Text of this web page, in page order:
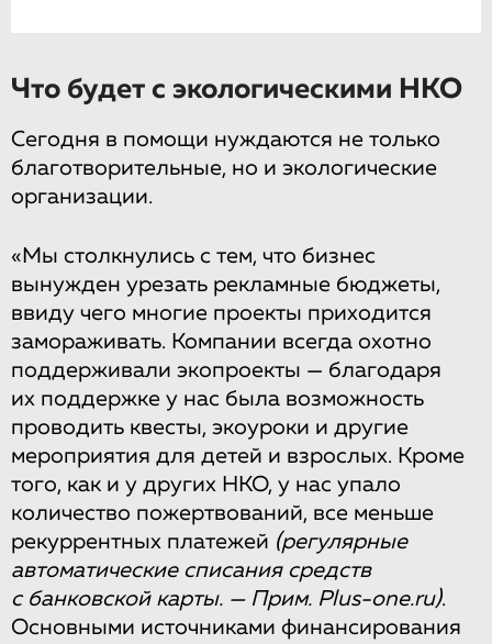
Что будет с экологическими НКО
Сегодня в помощи нуждаются не только
благотворительные, но и экологические
организации.
«Мы столкнулись с тем, что бизнес
вынужден урезать рекламные бюджеты,
ввиду чего многие проекты приходится
замораживать. Компании всегда охотно
поддерживали экопроекты — благодаря
их поддержке у нас была возможность
проводить квесты, экоуроки и другие
мероприятия для детей и взрослых. Кроме
того, как и у других НКО, у нас упало
количество пожертвований, все меньше
рекуррентных платежей (регулярные
автоматические списания средств
с банковской карты. — Прим. Plus-one.ru).
Основными источниками финансирования